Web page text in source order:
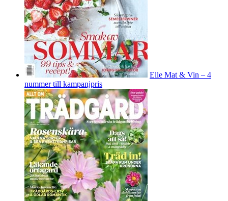
Elle Mat & Vin – 4
nummer till kampanjpris